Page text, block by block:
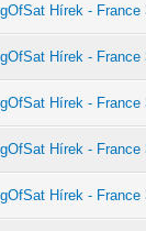
Hírek -
Hírek -
Hírek -
Hírek -
Hírek -